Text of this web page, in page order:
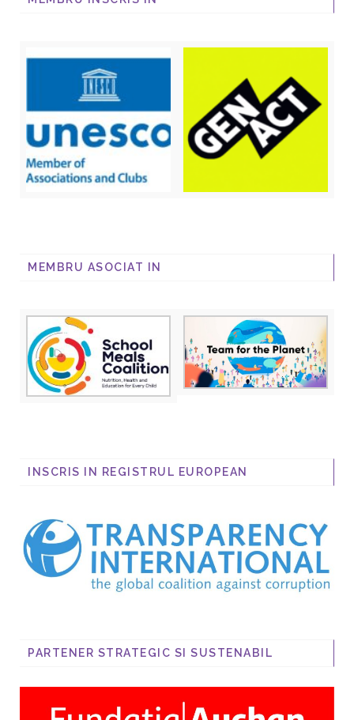
MEMBRU ASOCIAT IN
INSCRIS IN REGISTRUL EUROPEAN
PARTENER STRATEGIC SI SUSTENABIL